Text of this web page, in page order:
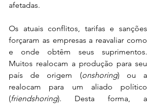
afetadas.
Os atuais conflitos, tarifas e sanções
forçaram as empresas a reavaliar como
e onde obtêm seus suprimentos.
Muitos realocam a produção para seu
país de origem (onshoring) ou a
realocam para um aliado político
(friendshoring). Desta forma, a